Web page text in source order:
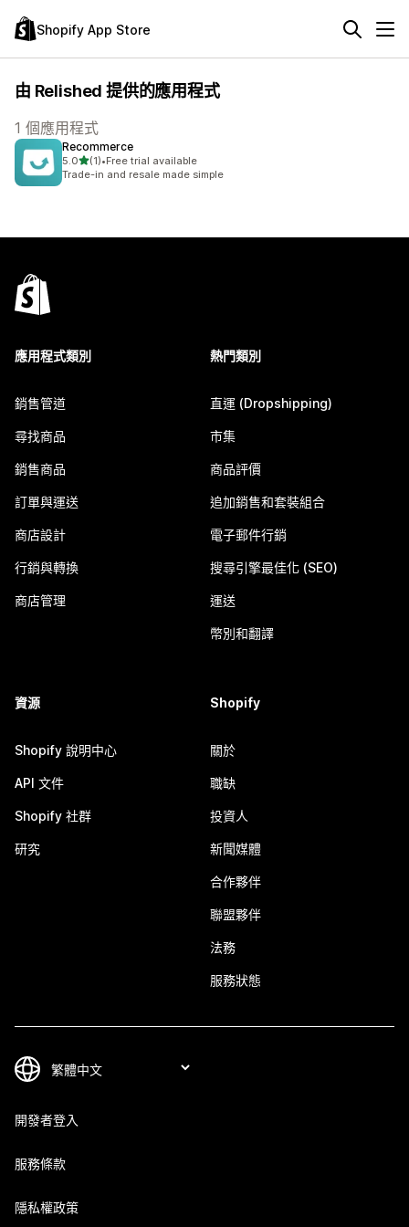
Shopify App Store
由 Relished 提供的應用程式
1 個應用程式
Recommerce
5.0滿分 5 顆星
(1)
共有 1 則評價
•Free trial available
Trade-in and resale made simple
應用程式類別
銷售管道
尋找商品
銷售商品
訂單與運送
商店設計
行銷與轉換
商店管理
熱門類別
直運 (Dropshipping)
市集
商品評價
追加銷售和套裝組合
電子郵件行銷
搜尋引擎最佳化 (SEO)
運送
幣別和翻譯
資源
Shopify 說明中心
API 文件
Shopify 社群
研究
Shopify
關於
職缺
投資人
新聞媒體
合作夥伴
聯盟夥伴
法務
服務狀態
開發者登入
服務條款
隱私權政策